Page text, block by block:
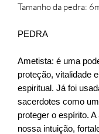
Tamanho da pedra:
PEDRA
Ametista: é uma
proteção, vitalidade
espiritual. Já foi
sacerdotes como
proteger o espírito.
nossa intuição,